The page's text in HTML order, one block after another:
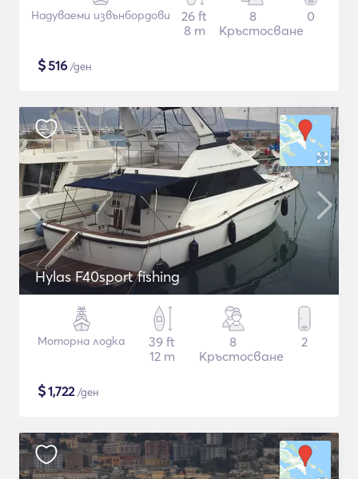
Надуваеми извънбордови
26 ft
8 m
8
Кръстосване
0
$516 /ден
Hylas F40sport fishing
Моторна лодка
39 ft
12 m
8
Кръстосване
2
$1,722/ден